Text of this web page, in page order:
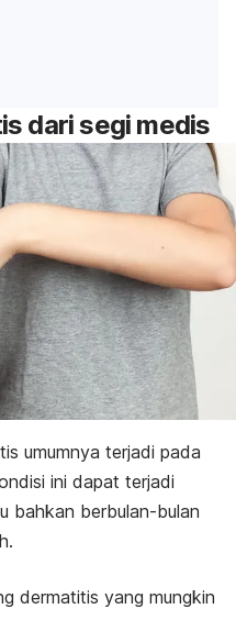
dari segi medis
umumnya terjadi pada
ini dapat terjadi
bahkan berbulan-bulan
dermatitis yang mungkin